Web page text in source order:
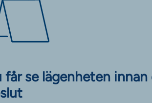
får se lägenheten